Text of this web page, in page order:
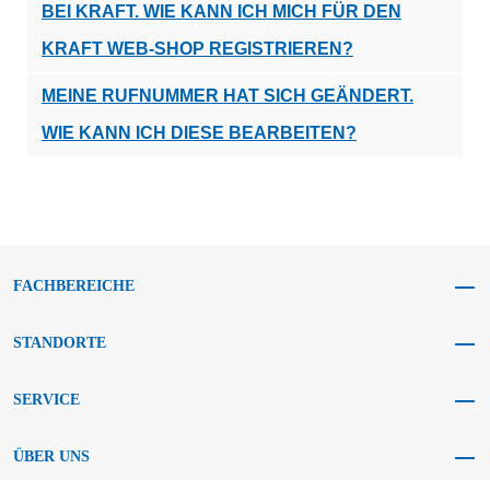
BEI KRAFT. WIE KANN ICH MICH FÜR DEN
KRAFT WEB-SHOP REGISTRIEREN?
MEINE RUFNUMMER HAT SICH GEÄNDERT.
WIE KANN ICH DIESE BEARBEITEN?
FACHBEREICHE
STANDORTE
SERVICE
ÜBER UNS